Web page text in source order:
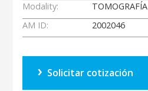
Modality:
TOMOGRAFÍA
AM ID:
2002046
Solicitar cotización